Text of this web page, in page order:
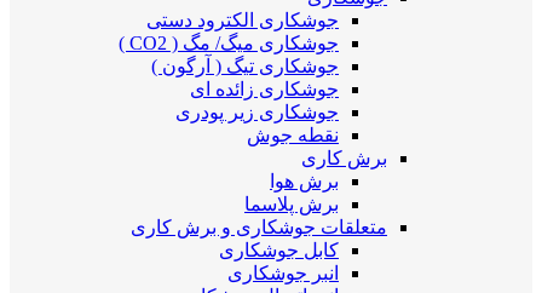
جوشکاری الکترود دستی
جوشکاری میگ/ مگ ( CO2 )
جوشکاری تیگ ( آرگون )
جوشکاری زائده ای
جوشکاری زیر پودری
نقطه جوش
برش کاری
برش هوا
برش پلاسما
متعلقات جوشکاری و برش کاری
کابل جوشکاری
انبر جوشکاری